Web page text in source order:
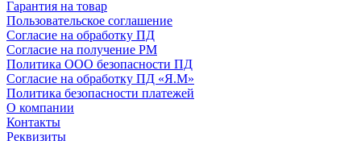
Гарантия на товар
Пользовательское соглашение
Согласие на обработку ПД
Согласие на получение РМ
Политика ООО безопасности ПД
Согласие на обработку ПД «Я.М»
Политика безопасности платежей
О компании
Контакты
Реквизиты